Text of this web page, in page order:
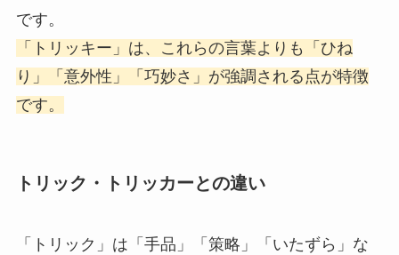
です。
「トリッキー」は、これらの言葉よりも「ひね
り」「意外性」「巧妙さ」が強調される点が特徴
です。
トリック・トリッカーとの違い
「トリック」は「手品」「策略」「いたずら」な